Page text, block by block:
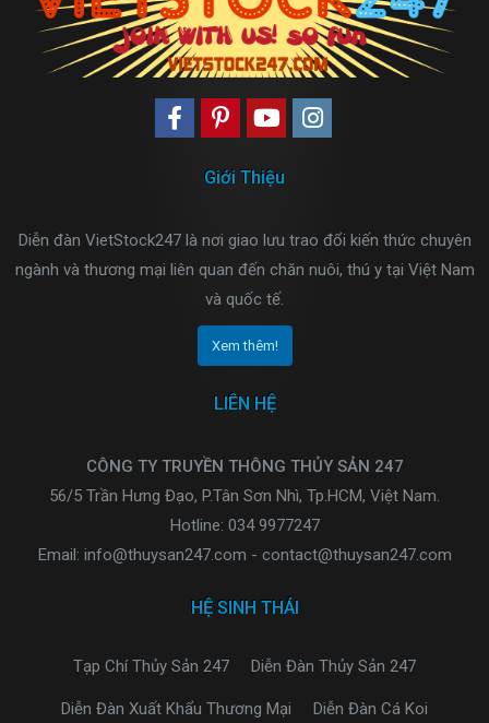
Giới Thiệu
Diễn đàn VietStock247 là nơi giao lưu trao đổi kiến thức chuyên
ngành và thương mại liên quan đến chăn nuôi, thú y tại Việt Nam
và quốc tế.
Xem thêm!
LIÊN HỆ
CÔNG TY TRUYỀN THÔNG THỦY SẢN 247
56/5 Trần Hưng Đạo, P.Tân Sơn Nhì, Tp.HCM, Việt Nam.
Hotline: 034 9977247
Email: info@thuysan247.com - contact@thuysan247.com
HỆ SINH THÁI
Tạp Chí Thủy Sản 247 Diễn Đàn Thủy Sản 247
Diễn Đàn Xuất Khẩu Thương Mại Diễn Đàn Cá Koi